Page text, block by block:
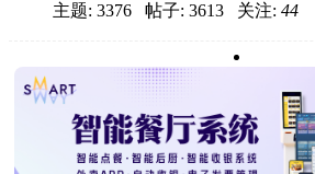
主题: 3376 帖子: 3613 关注: 44